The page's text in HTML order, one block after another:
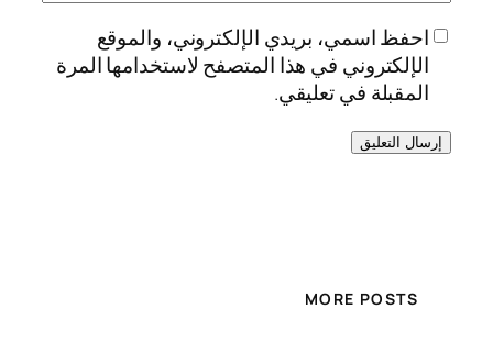
احفظ اسمي، بريدي الإلكتروني، والموقع
الإلكتروني في هذا المتصفح لاستخدامها المرة
المقبلة في تعليقي.
MORE POSTS